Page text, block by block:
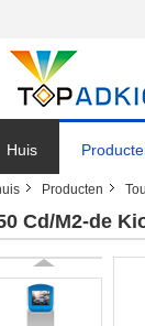
Huis
Producten
Cd/M2-de